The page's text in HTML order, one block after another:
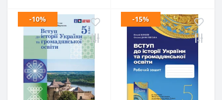
-10% -15%